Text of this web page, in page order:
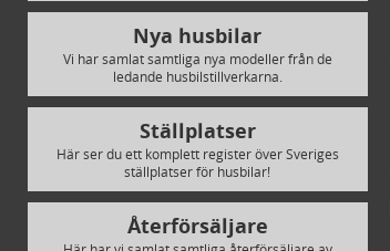
Nya husbilar
Vi har samlat samtliga nya modeller från de
ledande husbilstillverkarna.
Ställplatser
Här ser du ett komplett register över Sveriges
ställplatser för husbilar!
Återförsäljare